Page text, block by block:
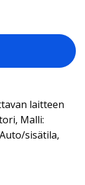
laitteen
Malli:
sisätila,